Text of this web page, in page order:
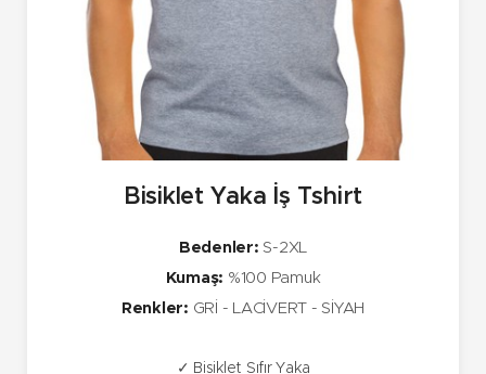
Bisiklet Yaka İş Tshirt
Bedenler: S-2XL
Kumaş: %100 Pamuk
Renkler: GRİ - LACİVERT - SİYAH
✓ Bisiklet Sıfır Yaka